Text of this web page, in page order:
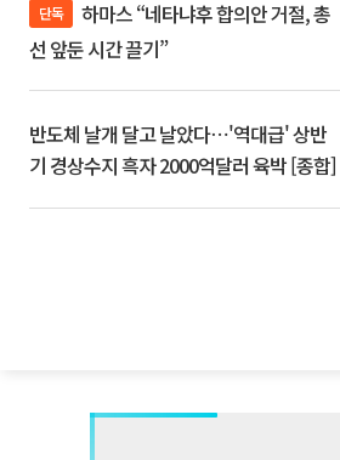
단독
선 앞둔 시간 끌기”
반도체 날개 달고 날았다⋯'역대급' 상반
기 경상수지 흑자 2000억달러 육박 [종합]